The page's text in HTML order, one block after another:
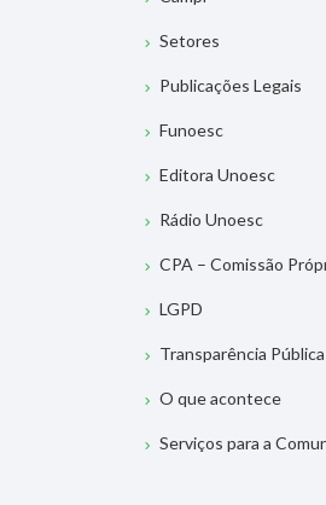
Setores
Publicações Legais
Funoesc
Editora Unoesc
Rádio Unoesc
CPA – Comissão
LGPD
Transparência Pública
O que acontece
Serviços para a